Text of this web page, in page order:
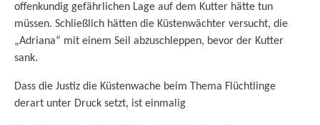
offenkundig gefährlichen Lage auf dem Kutter hätte tun
müssen. Schließlich hätten die Küstenwächter versucht, die
„Adriana“ mit einem Seil abzuschleppen, bevor der Kutter
sank.
Dass die Justiz die Küstenwache beim Thema Flüchtlinge
derart unter Druck setzt, ist einmalig